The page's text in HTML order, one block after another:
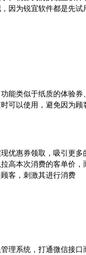
因为锐宜软件都是先
能类似于纸质的体验
可以使用，避免因为顾
优惠券领取，吸引更
高本次消费的客单价
客，刺激其进行消费
理系统，打通微信接